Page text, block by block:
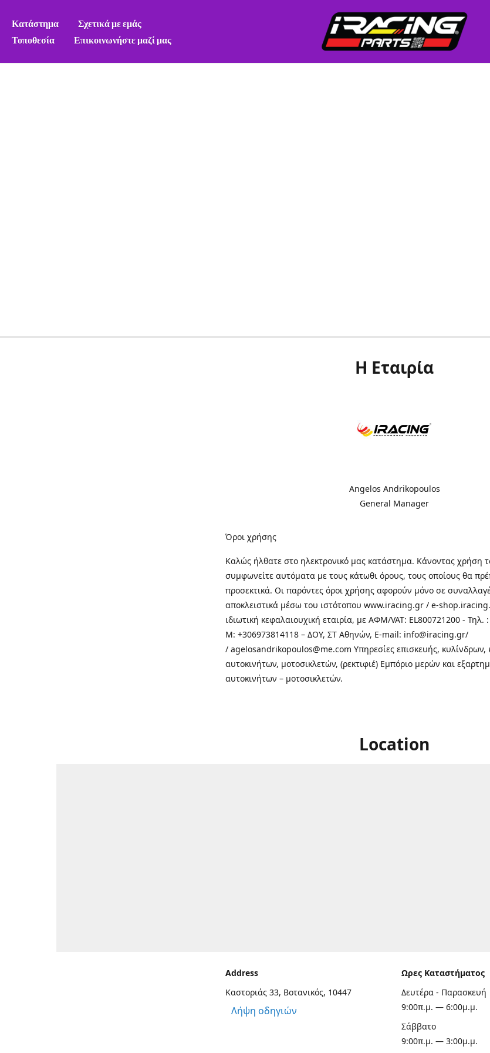
Κατάστημα
Σχετικά με εμάς
Τοποθεσία
Επικοινωνήστε μαζί μας
Η Εταιρία
Angelos Andrikopoulos
General Manager
Όροι χρήσης
Καλώς ήλθατε στo ηλεκτρονικό μας κατάστημα. Κάνοντας χρήση
συμφωνείτε αυτόματα με τους κάτωθι όρους, τους οποίους θα
προσεκτικά. Οι παρόντες όροι χρήσης αφορούν μόνο σε
αποκλειστικά μέσω του ιστότοπου www.iracing.gr / e-
ιδιωτική κεφαλαιουχική εταιρία, με ΑΦΜ/VAT: EL800721200 - Τηλ.
M: +306973814118 – ΔΟΥ, ΣΤ Αθηνών, E-mail: info@iracing.gr/
/ agelosandrikopoulos@me.com Υπηρεσίες επισκευής, κυλίνδρων,
αυτοκινήτων, μοτοσικλετών, (ρεκτιφιέ) Εμπόριο μερών και
αυτοκινήτων – μοτοσικλετών.
Location
Address
Καστοριάς 33, Βοτανικός, 10447
Λήψη οδηγιών
Ωρες Καταστήματος
Δευτέρα - Παρασκευή
9:00π.μ. — 6:00μ.μ.
Σάββατο
9:00π.μ. — 3:00μ.μ.